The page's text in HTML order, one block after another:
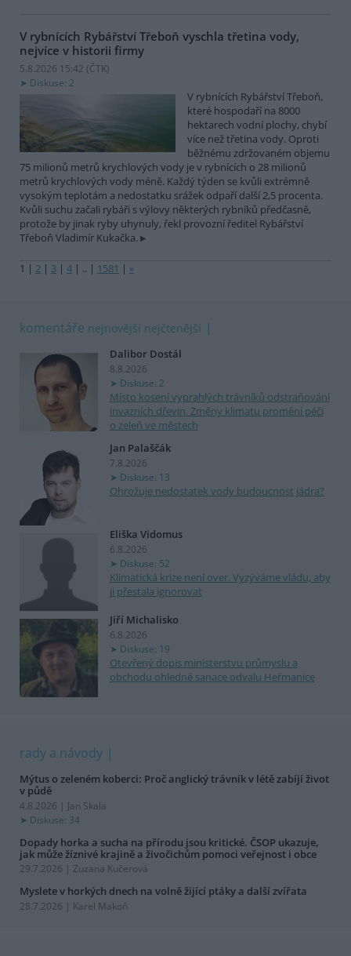
V rybnících Rybářství Třeboň vyschla třetina vody,
nejvíce v historii firmy
5.8.2026 15:42 (ČTK)
Diskuse: 2
V rybnících Rybářství Třeboň,
které hospodaří na 8000
hektarech vodní plochy, chybí
více než třetina vody. Oproti
běžnému zdržovaném objemu
75 milionů metrů krychlových vody je v rybnících o 28 milionů
metrů krychlových vody méně. Každý týden se kvůli extrémně
vysokým teplotám a nedostatku srážek odpaří další 2,5 procenta.
Kvůli suchu začali rybáři s výlovy některých rybníků předčasně,
protože by jinak ryby uhynuly, řekl provozní ředitel Rybářství
Třeboň Vladimír Kukačka.
1 | 2 | 3 | 4 | .. | 1581 | »
komentáře nejnovější nejčtenější
Dalibor Dostál
8.8.2026
Diskuse: 2
Místo kosení vyprahlých trávníků odstraňování
invazních dřevin. Změny klimatu promění péči
o zeleň ve městech
Jan Palaščák
7.8.2026
Diskuse: 13
Ohrožuje nedostatek vody budoucnost jádra?
Eliška Vidomus
6.8.2026
Diskuse: 52
Klimatická krize není over. Vyzýváme vládu, aby
ji přestala ignorovat
Jiří Michalisko
6.8.2026
Diskuse: 19
Otevřený dopis ministerstvu průmyslu a
obchodu ohledně sanace odvalu Heřmanice
rady a návody
Mýtus o zeleném koberci: Proč anglický trávník v létě zabíjí život
v půdě
4.8.2026 | Jan Skala
Diskuse: 34
Dopady horka a sucha na přírodu jsou kritické. ČSOP ukazuje,
jak může žíznivé krajině a živočichům pomoci veřejnost i obce
29.7.2026 | Zuzana Kučerová
Myslete v horkých dnech na volně žijící ptáky a další zvířata
28.7.2026 | Karel Makoň